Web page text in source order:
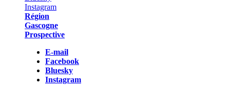
Région
Gascogne
Prospective
E-mail
Facebook
Bluesky
Instagram